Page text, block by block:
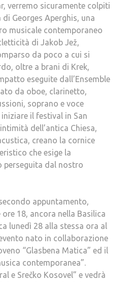
verremo sicuramente colpiti
Georges Aperghis, una
musicale contemporaneo
di Jakob Jež,
da poco a cui si
oltre a brani di Krek,
eseguite dall’Ensemble
da oboe, clarinetto,
soprano e voce
il festival in San
dell’antica Chiesa,
creano la cornice
che esige la
perseguita dal nostro
appuntamento,
18, ancora nella Basilica
lunedì 28 alla stessa ora al
nato in collaborazione
“Glasbena Matica” ed il
contemporanea”.
e Srečko Kosovel” e vedrà